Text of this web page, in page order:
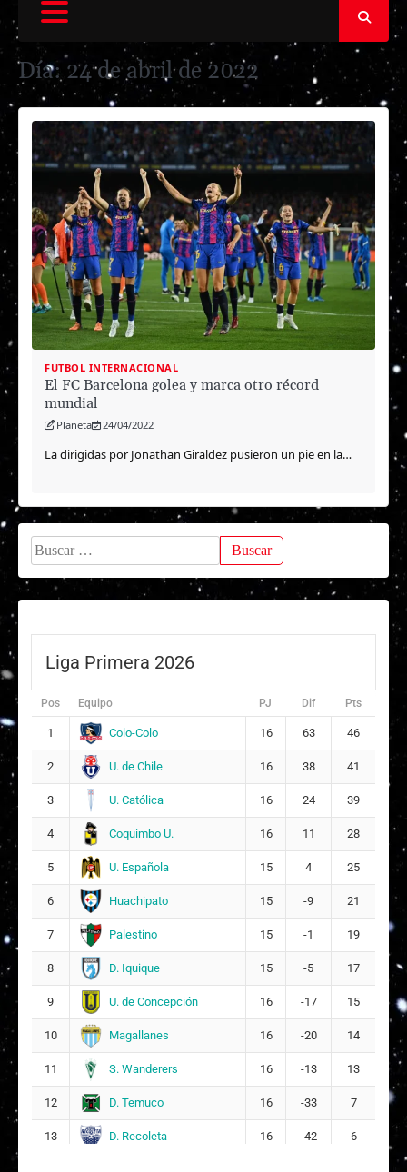
Día:24 de abril de 2022
FUTBOL INTERNACIONAL
El FC Barcelona golea y marca otro récord
mundial
Planeta 24/04/2022
La dirigidas por Jonathan Giraldez pusieron un pie en la…
Buscar:
Liga Primera 2026
Pos Equipo PJ Dif Pts
1 Colo-Colo 16 63 46
2 U. de Chile 16 38 41
3 U. Católica 16 24 39
4 Coquimbo U. 16 11 28
5 U. Española 15 4 25
6 Huachipato 15 -9 21
7 Palestino 15 -1 19
8 D. Iquique 15 -5 17
9 U. de Concepción 16 -17 15
10 Magallanes 16 -20 14
11 S. Wanderers 16 -13 13
12 D. Temuco 16 -33 7
13 D. Recoleta 16 -42 6